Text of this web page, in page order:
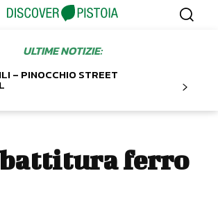
ULTIME NOTIZIE:
– PINOCCHIO STREET
ferro